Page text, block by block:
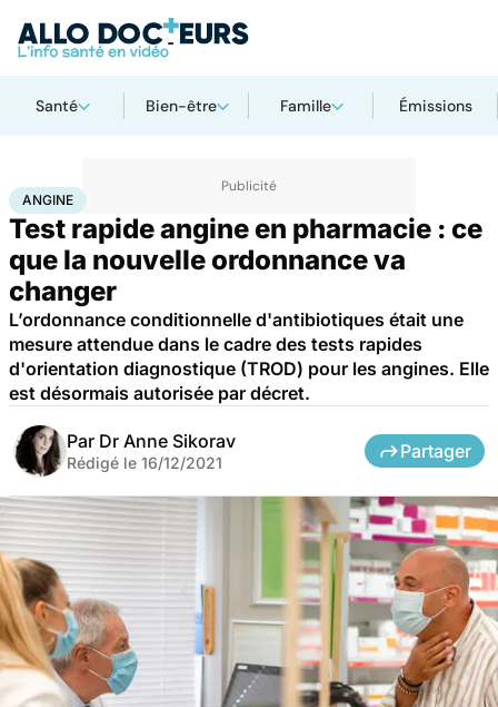
Santé Bien-être Famille Émissions
AccueilSanté
ANGINE
Test rapide angine en pharmacie : ce
que la nouvelle ordonnance va
changer
L’ordonnance conditionnelle d'antibiotiques était une
mesure attendue dans le cadre des tests rapides
d'orientation diagnostique (TROD) pour les angines. Elle
est désormais autorisée par décret.
Par Dr Anne Sikorav
Rédigé le 16/12/2021
Partager